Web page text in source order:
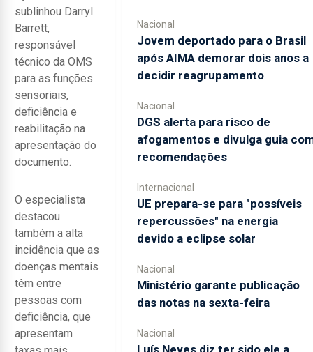
sublinhou Darryl
Barrett,
responsável
técnico da OMS
para as funções
sensoriais,
deficiência e
reabilitação na
apresentação do
documento.
O especialista
destacou
também a alta
incidência que as
doenças mentais
têm entre
pessoas com
deficiência, que
apresentam
Nacional
Jovem deportado para o Brasil
após AIMA demorar dois anos a
decidir reagrupamento
Nacional
DGS alerta para risco de
afogamentos e divulga guia
recomendações
Internacional
UE prepara-se para "possíveis
repercussões" na energia
devido a eclipse solar
Nacional
Ministério garante publicação
das notas na sexta-feira
Nacional
Luís Neves diz ter sido ele a